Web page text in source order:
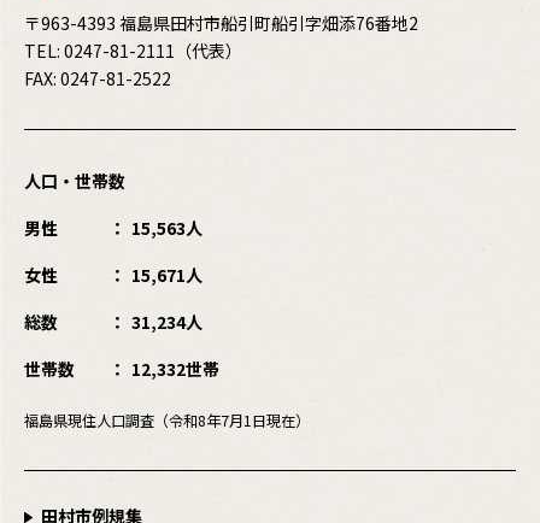
〒963-4393 福島県田村市船引町船引字畑添76番地2
TEL: 0247-81-2111 （代表）
FAX: 0247-81-2522
人口・世帯数
男性
15,563人
女性
15,671人
総数
31,234人
世帯数
12,332世帯
福島県現住人口調査（令和8年7月1日現在）
田村市例規集